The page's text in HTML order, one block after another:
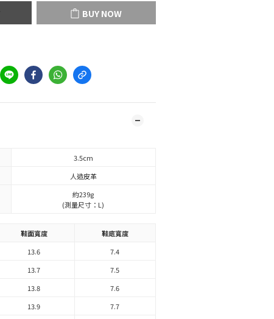
BUY NOW
3.5cm
人造皮革
約239g
(測量尺寸：L)
鞋面寬度
鞋底寬度
13.6
7.4
13.7
7.5
13.8
7.6
13.9
7.7